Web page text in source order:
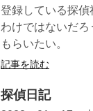
登録している探
わけではないだ
もらいたい。
記事を読む
探偵日記